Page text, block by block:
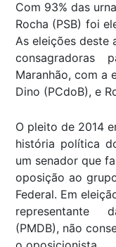
Com 93% das
Rocha (PSB) foi
As eleições deste
consagradoras
Maranhão, com a
Dino (PCdoB), e
O pleito de 2014
história política
um senador que
oposição ao
Federal. Em
representante
(PMDB), não